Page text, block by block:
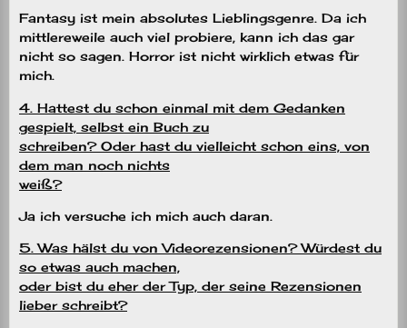
Fantasy ist mein absolutes Lieblingsgenre. Da ich
mittlereweile auch viel probiere, kann ich das gar
nicht so sagen. Horror ist nicht wirklich etwas für
mich.
4. Hattest du schon einmal mit dem Gedanken
gespielt, selbst ein Buch zu
schreiben? Oder hast du vielleicht schon eins, von
dem man noch nichts
weiß?
Ja ich versuche ich mich auch daran.
5. Was hälst du von Videorezensionen? Würdest du
so etwas auch machen,
oder bist du eher der Typ, der seine Rezensionen
lieber schreibt?